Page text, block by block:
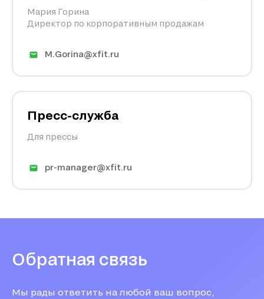
Мария Горина
Директор по корпоративным продажам
M.Gorina@xfit.ru
Пресс-служба
Для прессы
pr-manager@xfit.ru
Обратная связь
Мы рады ответить на любой ваш вопрос,